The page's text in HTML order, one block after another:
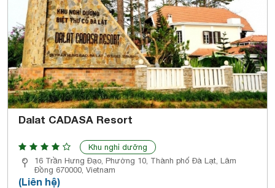
Dalat CADASA Resort
Khu nghỉ dưỡng
16 Trần Hưng Đạo, Phường 10, Thành phố Đà Lạt, Lâm
Đồng 670000, Vietnam
(Liên hệ)